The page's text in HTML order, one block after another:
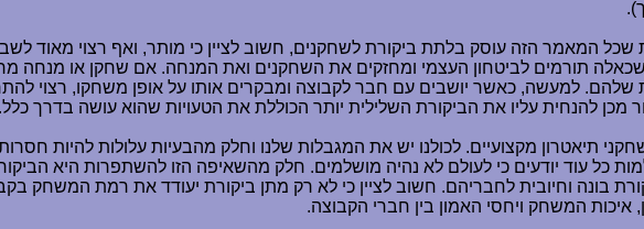
שכל המאמר הזה עוסק בלתת ביקורת לשחקנים, חשוב לציין כי מותר, ואף רצוי מאוד
שכאלה תורמים לביטחון העצמי ומחזקים את השחקנים ואת המנחה. אם שחקן או מנחה
שלהם. למעשה, כאשר יושבים עם חבר לקבוצה ומבקרים אותו על אופן משחקו, רצוי
מכן להנחית עליו את הביקורת השלילית יותר הכוללת את הטעויות שהוא עושה בדרך כלל.
תיאטרון מקצועיים. לכולנו יש את המגבלות שלנו וחלק מהבעיות עלולות להיות
כל עוד יודעים כי לעולם לא נהיה מושלמים. חלק מהשאיפה הזו להשתפרות היא
בונה וחיובית לחבריהם. חשוב לציין כי לא רק מתן ביקורת יעודד את רמת המשחק
איכות המשחק ויחסי האמון בין חברי הקבוצה.